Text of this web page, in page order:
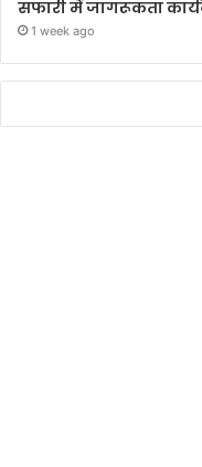
सफारी में जागरूकता
1 week ago